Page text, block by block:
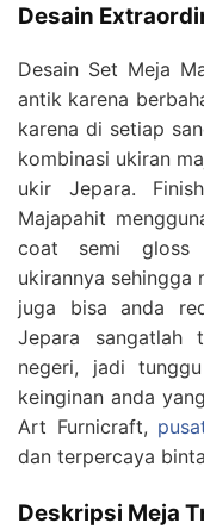
Desain
Desain Set Meja
antik karena
karena di setiap
kombinasi ukiran
ukir Jepara.
Majapahit
coat semi gloss
ukirannya sehingga
juga bisa anda
Jepara sangatlah
negeri, jadi
keinginan anda
Art Furnicraft,
dan terpercaya
Deskripsi Meja